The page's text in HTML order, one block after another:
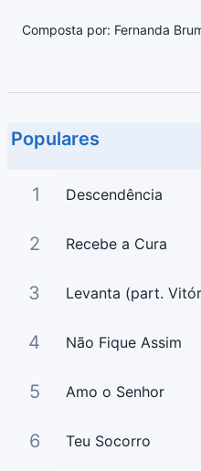
Composta por: Fernanda
Populares
1 Descendência
2 Recebe a Cura
3 Levanta (part.
4 Não Fique Assim
5 Amo o Senhor
6 Teu Socorro